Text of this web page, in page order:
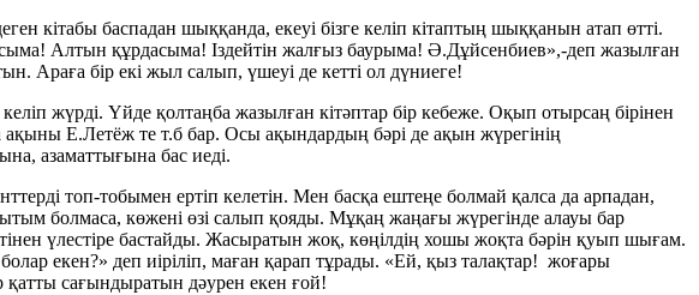
кітабы баспадан шыққанда, екеуі бізге келіп кітаптың шыққанын атап өтті.
Алтын құрдасыма! Іздейтін жалғыз баурыма! Ә.Дұйсенбиев»,-деп жазылған
Араға бір екі жыл салып, үшеуі де кетті ол дүниеге!
жүрді. Үйде қолтаңба жазылған кітәптар бір кебеже. Оқып отырсаң бірінен
ақыны Е.Летёж те т.б бар. Осы ақындардың бәрі де ақын жүрегінің
азаматтығына бас иеді.
топ-тобымен ертіп келетін. Мен басқа ештеңе болмай қалса да арпадан,
болмаса, көжені өзі салып қояды. Мұқаң жаңағы жүрегінде алауы бар
үлестіре бастайды. Жасыратын жоқ, көңілдің хошы жоқта бәрін қуып шығам.
екен?» деп иіріліп, маған қарап тұрады. «Ей, қыз талақтар! жоғары
сағындыратын дәурен екен ғой!